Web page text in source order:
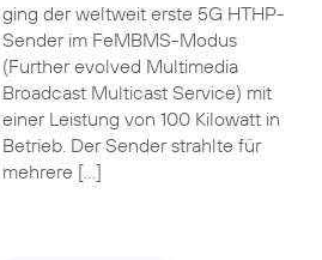
ging der weltweit erste 5G HTHP-
Sender im FeMBMS-Modus
(Further evolved Multimedia
Broadcast Multicast Service) mit
einer Leistung von 100 Kilowatt in
Betrieb. Der Sender strahlte für
mehrere […]